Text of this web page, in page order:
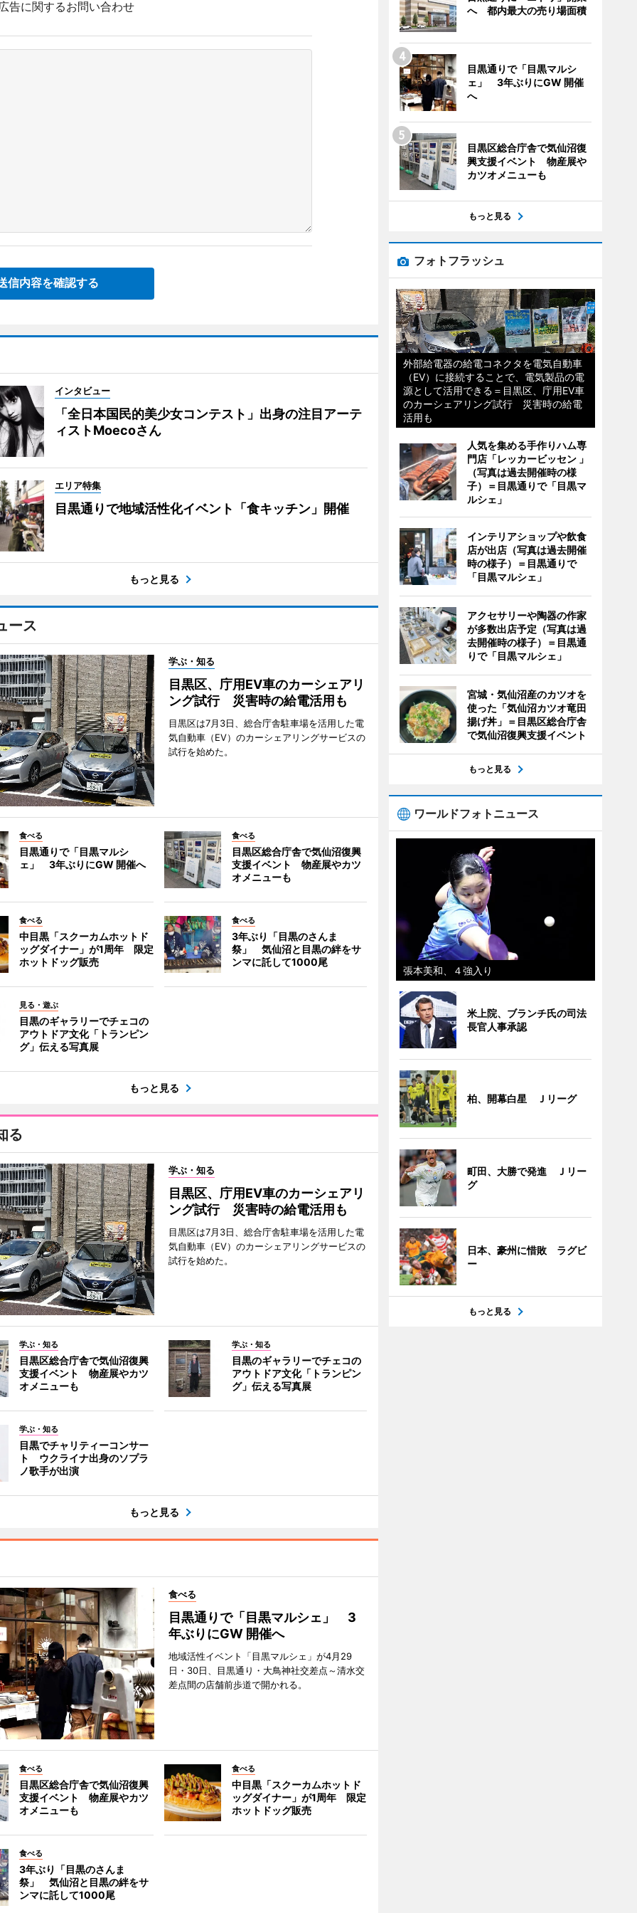
告に関するお問い合わせ
信内容を確認する
インタビュー
「全日本国民的美少女コンテスト」出身の注目アーテ
ィストMoecoさん
エリア特集
目黒通りで地域活性化イベント「食キッチン」開催
もっと見る
ース
学ぶ・知る
目黒区、庁用EV車のカーシェアリ
ング試行 災害時の給電活用も
目黒区は7月3日、総合庁舎駐車場を活用した電
気自動車（EV）のカーシェアリングサービスの
試行を始めた。
食べる
目黒通りで「目黒マルシ
ェ」 3年ぶりにGW 開催へ
食べる
目黒区総合庁舎で気仙沼復興
支援イベント 物産展やカツ
オメニューも
食べる
中目黒「スクーカムホットド
ッグダイナー」が1周年 限定
ホットドッグ販売
食べる
3年ぶり「目黒のさんま
祭」 気仙沼と目黒の絆をサ
ンマに託して1000尾
見る・遊ぶ
目黒のギャラリーでチェコの
アウトドア文化「トランピン
グ」伝える写真展
もっと見る
る
学ぶ・知る
目黒区、庁用EV車のカーシェアリ
ング試行 災害時の給電活用も
目黒区は7月3日、総合庁舎駐車場を活用した電
気自動車（EV）のカーシェアリングサービスの
試行を始めた。
学ぶ・知る
目黒区総合庁舎で気仙沼復興
支援イベント 物産展やカツ
オメニューも
学ぶ・知る
目黒のギャラリーでチェコの
アウトドア文化「トランピン
グ」伝える写真展
学ぶ・知る
目黒でチャリティーコンサー
ト ウクライナ出身のソプラ
ノ歌手が出演
もっと見る
食べる
目黒通りで「目黒マルシェ」 3
年ぶりにGW 開催へ
地域活性イベント「目黒マルシェ」が4月29
日・30日、目黒通り・大鳥神社交差点～清水交
差点間の店舗前歩道で開かれる。
食べる
目黒区総合庁舎で気仙沼復興
支援イベント 物産展やカツ
オメニューも
食べる
中目黒「スクーカムホットド
ッグダイナー」が1周年 限定
ホットドッグ販売
食べる
3年ぶり「目黒のさんま
祭」 気仙沼と目黒の絆をサ
ンマに託して1000尾
へ 都内最大の売り場面積
目黒通りで「目黒マルシ
ェ」 3年ぶりにGW 開催
へ
目黒区総合庁舎で気仙沼復
興支援イベント 物産展や
カツオメニューも
もっと見る
フォトフラッシュ
外部給電器の給電コネクタを電気自動車
（EV）に接続することで、電気製品の電
源として活用できる＝目黒区、庁用EV車
のカーシェアリング試行 災害時の給電
活用も
人気を集める手作りハム専
門店「レッカービッセン 」
（写真は過去開催時の様
子）＝目黒通りで「目黒マ
ルシェ」
インテリアショップや飲食
店が出店（写真は過去開催
時の様子）＝目黒通りで
「目黒マルシェ」
アクセサリーや陶器の作家
が多数出店予定（写真は過
去開催時の様子）＝目黒通
りで「目黒マルシェ」
宮城・気仙沼産のカツオを
使った「気仙沼カツオ竜田
揚げ丼」＝目黒区総合庁舎
で気仙沼復興支援イベント
もっと見る
ワールドフォトニュース
張本美和、４強入り
米上院、ブランチ氏の司法
長官人事承認
柏、開幕白星 Ｊリーグ
町田、大勝で発進 Ｊリー
グ
日本、豪州に惜敗 ラグビ
ー
もっと見る